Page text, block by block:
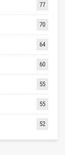
77
70
64
60
55
55
52